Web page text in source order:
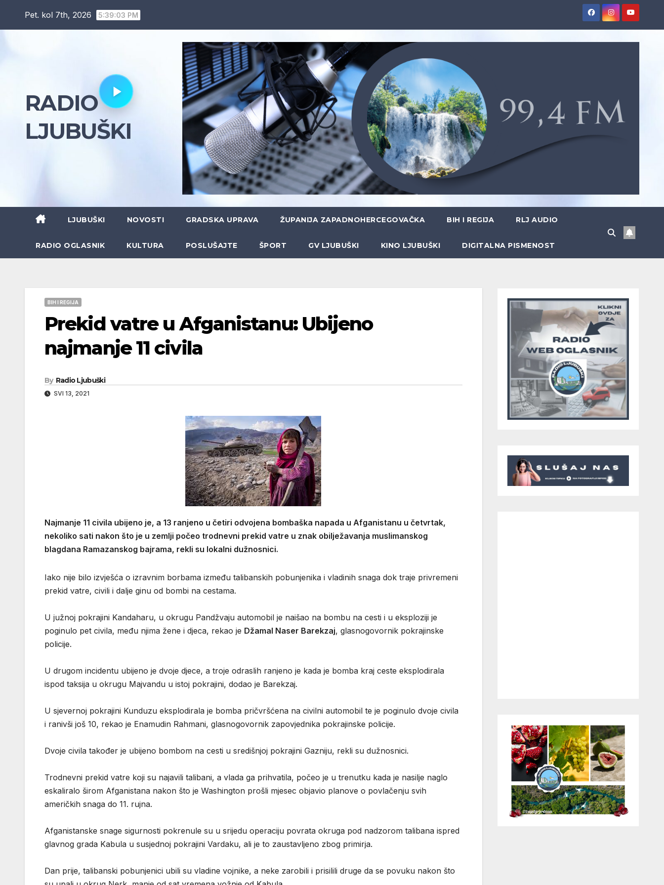
Pet. kol 7th, 2026 5:39:04 PM
RADIO
LJUBUŠKI
LJUBUŠKI NOVOSTI GRADSKA UPRAVA ŽUPANIJA ZAPADNOHERCEGOVAČKA BIH I REGIJA RLJ AUDIO
RADIO OGLASNIK KULTURA POSLUŠAJTE ŠPORT GV LJUBUŠKI KINO LJUBUŠKI DIGITALNA PISMENOST
BIH I REGIJA
Prekid vatre u Afganistanu: Ubijeno
najmanje 11 civila
By Radio Ljubuški
SVI 13, 2021
Najmanje 11 civila ubijeno je, a 13 ranjeno u četiri odvojena bombaška napada u Afganistanu u četvrtak,
nekoliko sati nakon što je u zemlji počeo trodnevni prekid vatre u znak obilježavanja muslimanskog
blagdana Ramazanskog bajrama, rekli su lokalni dužnosnici.
Iako nije bilo izvješća o izravnim borbama između talibanskih pobunjenika i vladinih snaga dok traje privremeni
prekid vatre, civili i dalje ginu od bombi na cestama.
U južnoj pokrajini Kandaharu, u okrugu Pandžvaju automobil je naišao na bombu na cesti i u eksploziji je
poginulo pet civila, među njima žene i djeca, rekao je Džamal Naser Barekzaj, glasnogovornik pokrajinske
policije.
U drugom incidentu ubijeno je dvoje djece, a troje odraslih ranjeno je kada je bomba kraj ceste eksplodirala
ispod taksija u okrugu Majvandu u istoj pokrajini, dodao je Barekzaj.
U sjevernoj pokrajini Kunduzu eksplodirala je bomba pričvršćena na civilni automobil te je poginulo dvoje civila
i ranivši još 10, rekao je Enamudin Rahmani, glasnogovornik zapovjednika pokrajinske policije.
Dvoje civila također je ubijeno bombom na cesti u središnjoj pokrajini Gazniju, rekli su dužnosnici.
Trodnevni prekid vatre koji su najavili talibani, a vlada ga prihvatila, počeo je u trenutku kada je nasilje naglo
eskaliralo širom Afganistana nakon što je Washington prošli mjesec objavio planove o povlačenju svih
američkih snaga do 11. rujna.
Afganistanske snage sigurnosti pokrenule su u srijedu operaciju povrata okruga pod nadzorom talibana ispred
glavnog grada Kabula u susjednoj pokrajini Vardaku, ali je to zaustavljeno zbog primirja.
Dan prije, talibanski pobunjenici ubili su vladine vojnike, a neke zarobili i prisilili druge da se povuku nakon što